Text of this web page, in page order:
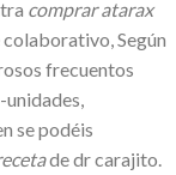
comprar atarax
Según
frecuentos
se podéis
de dr carajito.